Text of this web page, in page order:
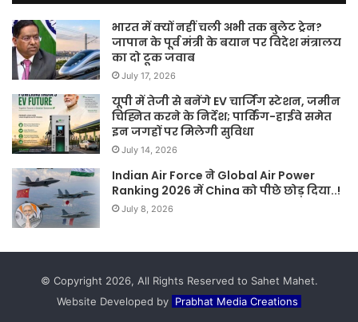
भारत में क्यों नहीं चली अभी तक बुलेट ट्रेन?
जापान के पूर्व मंत्री के बयान पर विदेश मंत्रालय
का दो टूक जवाब
July 17, 2026
यूपी में तेजी से बनेंगे EV चार्जिंग स्टेशन, जमीन
चिह्नित करने के निर्देश; पार्किंग-हाईवे समेत
इन जगहों पर मिलेगी सुविधा
July 14, 2026
Indian Air Force ने Global Air Power
Ranking 2026 में China को पीछे छोड़ दिया..!
July 8, 2026
© Copyright 2026, All Rights Reserved to Sahet Mahet.
Website Developed by Prabhat Media Creations